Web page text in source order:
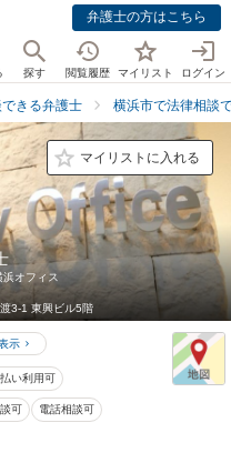
弁護士の方はこちら
探す 閲覧履歴 マイリスト ログイン
きる弁護士 横浜市で法律相談
マイリストに入れる
オフィス
3-1 東興ビル5階
示
い利用可
可 電話相談可